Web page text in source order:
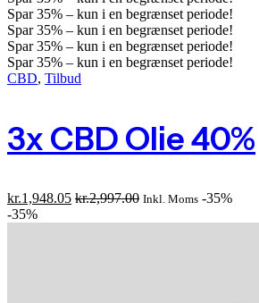
Spar35% – kun i en begrænset periode!
Spar35% – kun i en begrænset periode!
Spar35% – kun i en begrænset periode!
Spar35% – kun i en begrænset periode!
CBD, Tilbud
3x CBD Olie 40%
kr.1,948.05 kr.2,997.00 Inkl. Moms -35%
-35%